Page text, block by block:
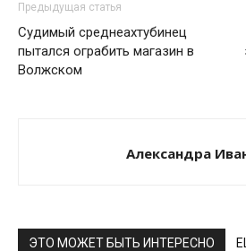
Предыдущая статья
Судимый среднеахтубинец
пытался ограбить магазин в
Волжском
Александра
ЭТО МОЖЕТ БЫТЬ ИНТЕРЕСНО